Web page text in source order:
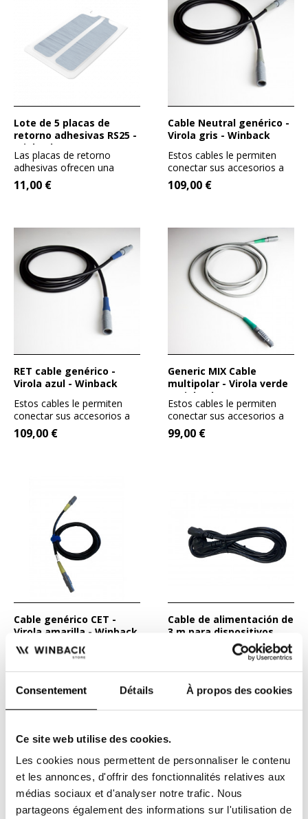
Consentement Détails À propos des cookies
Ce site web utilise des cookies.
Les cookies nous permettent de personnaliser le contenu
et les annonces, d'offrir des fonctionnalités relatives aux
médias sociaux et d'analyser notre trafic. Nous
partageons également des informations sur l'utilisation de
Lote de 5 placas de
retorno adhesivas RS25 -
Winback
Las placas de retorno
adhesivas ofrecen una
mayor movilidad. Son...
11,00 €
Cable Neutral genérico -
Virola gris - Winback
Estos cables le permiten
conectar sus accesorios a
su BACK y ampliar la...
109,00 €
RET cable genérico -
Virola azul - Winback
Estos cables le permiten
conectar sus accesorios a
su BACK y ampliar la...
109,00 €
Generic MIX Cable
multipolar - Virola verde
- Winback
Estos cables le permiten
conectar sus accesorios a
su BACK y ampliar la...
99,00 €
Cable genérico CET -
Virola amarilla - Winback
Estos cables le permiten
Cable de alimentación de
3 m para dispositivos
Cable de alimentación para
dispositivos Winback.
29,00 €